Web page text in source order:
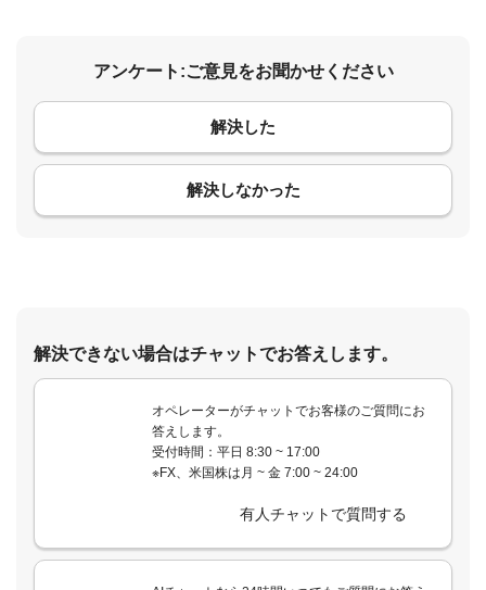
アンケート:ご意見をお聞かせください
解決した
解決しなかった
コメント
解決できない場合はチャットでお答えします。
オペレーターがチャットでお客様のご質問にお
答えします。
受付時間：平日 8:30 ~ 17:00
※FX、米国株は月 ~ 金 7:00 ~ 24:00
有人チャットで質問する